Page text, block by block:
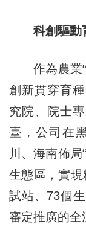
科創驅動
作為農業“
創新貫穿育
究院、院士
臺，公司在
川、海南佈
生態區，實
試站、73個
審定推廣的全